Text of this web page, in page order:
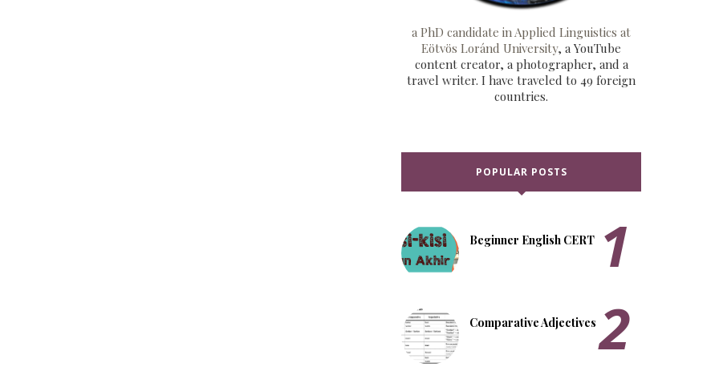
a PhD candidate in Applied Linguistics at
Eötvös Loránd University, a YouTube
content creator, a photographer, and a
travel writer. I have traveled to 49 foreign
countries.
POPULAR POSTS
Beginner English CERT
Comparative Adjectives